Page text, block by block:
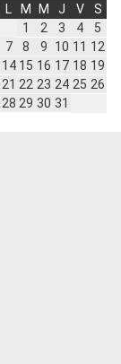
L M M J V
S
1
2 3 4
5
7 8 9 10 11 12
14 15 16 17 18 19
21 22 23 24 25 26
28 29 30 31